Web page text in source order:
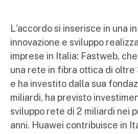
L'accordo si inserisce in una
innovazione e sviluppo
imprese in Italia: Fastweb,
una rete in fibra ottica di
e ha investito dalla sua
miliardi, ha previsto
sviluppo rete di 2 miliardi nei
anni. Huawei contribuisce in